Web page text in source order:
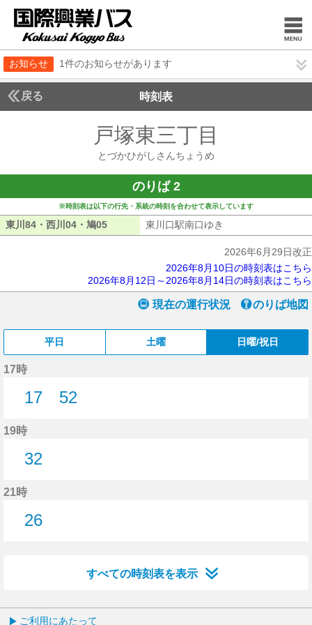
お知らせ 1件のお知らせがあります
戻る 時刻表
戸塚東三丁目
とづかひがしさんちょうめ
のりば 2
※時刻表は以下の行先・系統の時刻を合わせて表示しています
東川84・西川04・鳩05 東川84・西川04・鳩05
東川口駅南口ゆき
2026年6月29日改正
2026年8月10日の時刻表はこちら
2026年8月12日～2026年8月14日の時刻表はこちら
現在の運行状況 のりば地図
平日 土曜 日曜/祝日
17時
17
52
19時
32
21時
26
すべての時刻表を表示
ご利用にあたって